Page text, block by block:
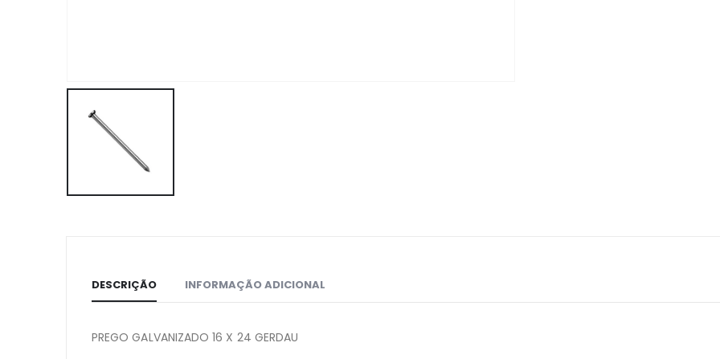
DESCRIÇÃO INFORMAÇÃO ADICIONAL
PREGO GALVANIZADO 16 X 24 GERDAU